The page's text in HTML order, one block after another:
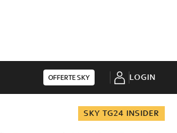
OFFERTE SKY LOGIN
SKY TG24 INSIDER